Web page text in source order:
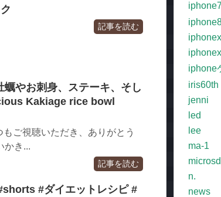
記事を読む
やお刺身、ステーキ、そし
Kakiage rice bowl
ご視聴いただき、ありがとう
かき...
記事を読む
#ダイエットレシピ #
iphonex
iphone
iris60th
jenni
led
lee
ma-1
microsd
n.
news